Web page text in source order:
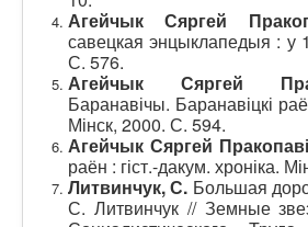
Агейчык Сяргей
савецкая энцыклапедыя : у
С. 576.
Агейчык Сяргей
Баранавічы. Баранавіцкі
Мінск, 2000. С. 594.
Агейчык Сяргей
раён : гіст.-дакум. хроніка.
Литвинчук, С. Большая
С. Литвинчук // Земные